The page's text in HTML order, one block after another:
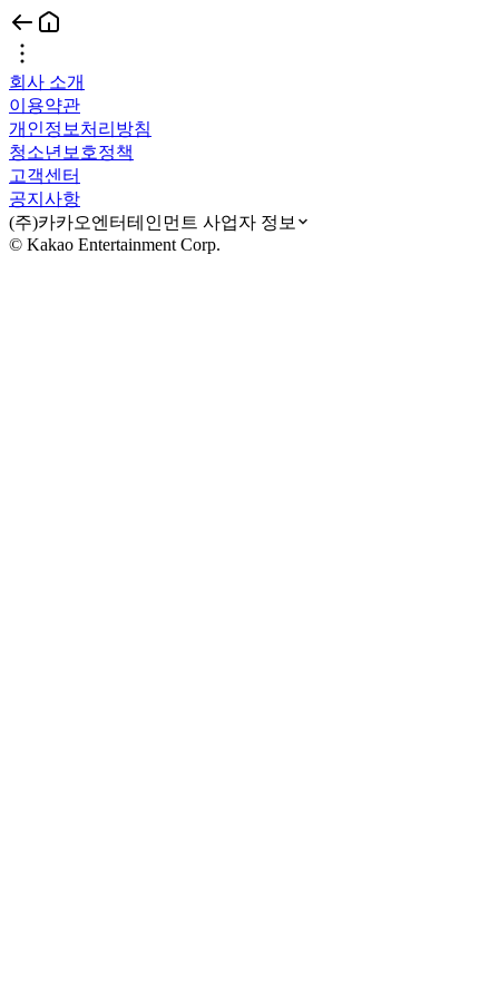
회사 소개
이용약관
개인정보처리방침
청소년보호정책
고객센터
공지사항
(주)카카오엔터테인먼트 사업자 정보
© Kakao Entertainment Corp.